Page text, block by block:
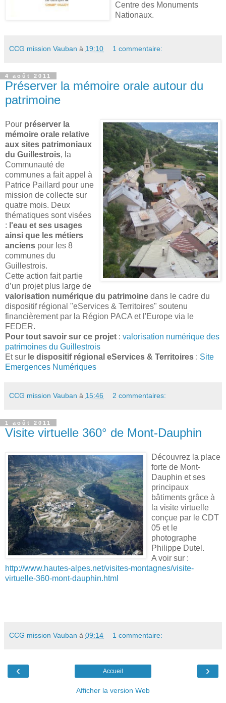
Centre des Monuments
Nationaux.
CCG mission Vauban à 19:10 1 commentaire:
4 août 2011
Préserver la mémoire orale autour du
patrimoine
Pour préserver la
mémoire orale relative
aux sites patrimoniaux
du Guillestrois, la
Communauté de
communes a fait appel à
Patrice Paillard pour une
mission de collecte sur
quatre mois. Deux
thématiques sont visées
: l'eau et ses usages
ainsi que les métiers
anciens pour les 8
communes du
Guillestrois.
Cette action fait partie
d’un projet plus large de
valorisation numérique du patrimoine dans le cadre du
dispositif régional "eServices & Territoires" soutenu
financièrement par la Région PACA et l'Europe via le
FEDER.
Pour tout savoir sur ce projet : valorisation numérique des
patrimoines du Guillestrois
Et sur le dispositif régional eServices & Territoires : Site
Emergences Numériques
CCG mission Vauban à 15:46 2 commentaires:
1 août 2011
Visite virtuelle 360° de Mont-Dauphin
Découvrez la place
forte de Mont-
Dauphin et ses
principaux
bâtiments grâce à
la visite virtuelle
conçue par le CDT
05 et le
photographe
Philippe Dutel.
A voir sur :
http://www.hautes-alpes.net/visites-montagnes/visite-
virtuelle-360-mont-dauphin.html
CCG mission Vauban à 09:14 1 commentaire:
‹ ›
Accueil
Afficher la version Web